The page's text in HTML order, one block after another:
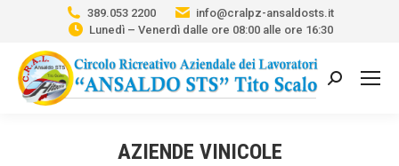
389.053 2200
info@cralpz-ansaldosts.it
Lunedì – Venerdì dalle ore 08:00 alle ore 16:30
Cerca:
AZIENDE VINICOLE